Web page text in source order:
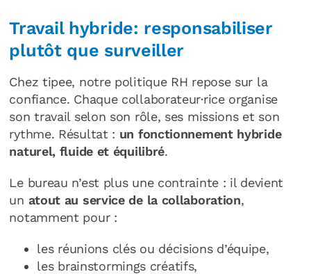
Travail hybride: responsabiliser
plutôt que surveiller
Chez tipee, notre politique RH repose sur la
confiance. Chaque collaborateur·rice organise
son travail selon son rôle, ses missions et son
rythme. Résultat : un fonctionnement hybride
naturel, fluide et équilibré.
Le bureau n’est plus une contrainte : il devient
un atout au service de la collaboration,
notamment pour :
les réunions clés ou décisions d’équipe,
les brainstormings créatifs,